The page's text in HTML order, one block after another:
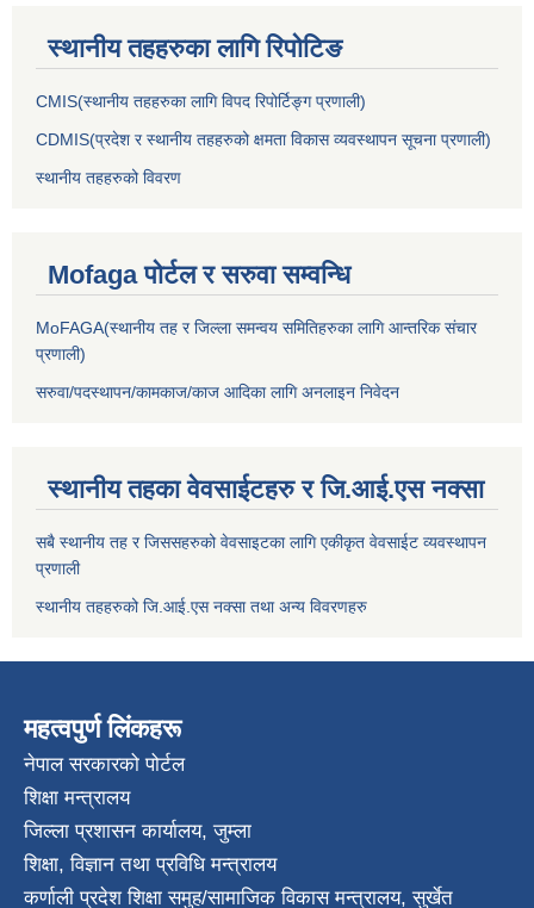
स्थानीय तहहरुका लागि रिपोटिङ
CMIS(स्थानीय तहहरुका लागि विपद रिपोर्टिङ्ग प्रणाली)
CDMIS(प्रदेश र स्थानीय तहहरुको क्षमता विकास व्यवस्थापन सूचना प्रणाली)
स्थानीय तहहरुको विवरण
Mofaga पोर्टल र सरुवा सम्वन्धि
MoFAGA(स्थानीय तह र जिल्ला समन्वय समितिहरुका लागि आन्तरिक संचार
प्रणाली)
सरुवा/पदस्थापन/कामकाज/काज आदिका लागि अनलाइन निवेदन
स्थानीय तहका वेवसाईटहरु र जि.आई.एस नक्सा
सबै स्थानीय तह र जिससहरुको वेवसाइटका लागि एकीकृत वेवसाईट व्यवस्थापन
प्रणाली
स्थानीय तहहरुको जि.आई.एस नक्सा तथा अन्य विवरणहरु
महत्वपुर्ण लिंकहरू
नेपाल सरकारको पोर्टल
शिक्षा मन्त्रालय
जिल्ला प्रशासन कार्यालय, जुम्ला
शिक्षा, विज्ञान तथा प्रविधि मन्त्रालय
कर्णाली प्रदेश शिक्षा समुह/सामाजिक विकास मन्त्रालय, सुर्खेत